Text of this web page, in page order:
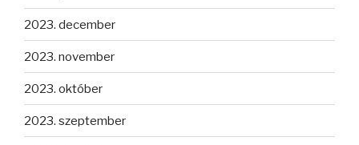
2023. december
2023. november
2023. október
2023. szeptember